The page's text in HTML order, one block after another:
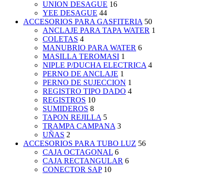
UNION DESAGUE 16
YEE DESAGUE 44
ACCESORIOS PARA GASFITERIA 50
ANCLAJE PARA TAPA WATER 1
COLETAS 4
MANUBRIO PARA WATER 6
MASILLA TEROMASI 1
NIPLE P/DUCHA ELECTRICA 4
PERNO DE ANCLAJE 1
PERNO DE SUJECCION 1
REGISTRO TIPO DADO 4
REGISTROS 10
SUMIDEROS 8
TAPON REJILLA 5
TRAMPA CAMPANA 3
UÑAS 2
ACCESORIOS PARA TUBO LUZ 56
CAJA OCTAGONAL 6
CAJA RECTANGULAR 6
CONECTOR SAP 10